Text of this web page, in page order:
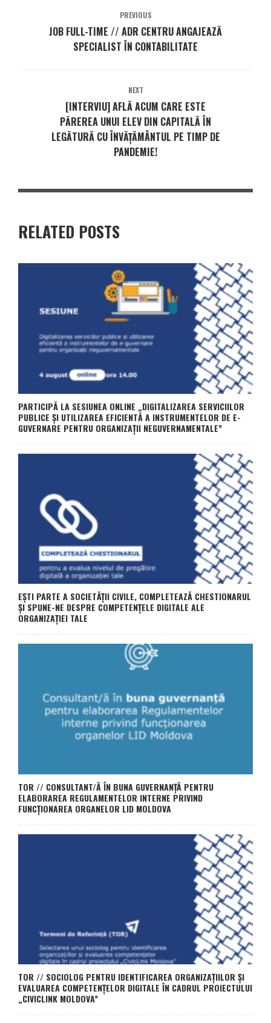
PREVIOUS
JOB FULL-TIME // ADR CENTRU ANGAJEAZĂ
SPECIALIST ÎN CONTABILITATE
NEXT
[INTERVIU] AFLĂ ACUM CARE ESTE
PĂREREA UNUI ELEV DIN CAPITALĂ ÎN
LEGĂTURĂ CU ÎNVĂȚĂMÂNTUL PE TIMP DE
PANDEMIE!
RELATED POSTS
PARTICIPĂ LA SESIUNEA ONLINE „DIGITALIZAREA SERVICIILOR
PUBLICE ȘI UTILIZAREA EFICIENTĂ A INSTRUMENTELOR DE E-
GUVERNARE PENTRU ORGANIZAȚII NEGUVERNAMENTALE”
EȘTI PARTE A SOCIETĂȚII CIVILE, COMPLETEAZĂ CHESTIONARUL
ȘI SPUNE-NE DESPRE COMPETENȚELE DIGITALE ALE
ORGANIZAȚIEI TALE
TOR // CONSULTANT/Ă ÎN BUNA GUVERNANȚĂ PENTRU
ELABORAREA REGULAMENTELOR INTERNE PRIVIND
FUNCȚIONAREA ORGANELOR LID MOLDOVA
TOR // SOCIOLOG PENTRU IDENTIFICAREA ORGANIZAȚIILOR ȘI
EVALUAREA COMPETENȚELOR DIGITALE ÎN CADRUL PROIECTULUI
„CIVICLINK MOLDOVA”